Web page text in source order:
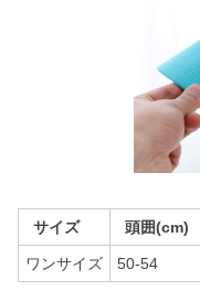
サイズ 頭囲(cm)
ワンサイズ 50-54